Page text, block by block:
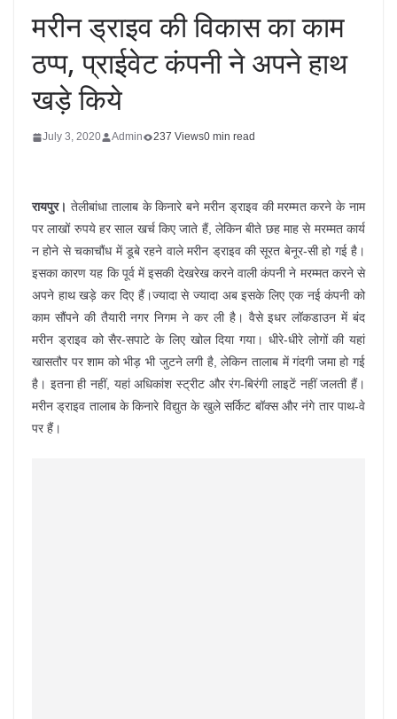
मरीन ड्राइव की विकास का काम
ठप्प, प्राईवेट कंपनी ने अपने हाथ
खड़े किये
July 3, 2020 Admin 237 Views0 min read
रायपुर। तेलीबांधा तालाब के किनारे बने मरीन ड्राइव की मरम्मत करने के नाम
पर लाखों रुपये हर साल खर्च किए जाते हैं, लेकिन बीते छह माह से मरम्मत कार्य
न होने से चकाचौंध में डूबे रहने वाले मरीन ड्राइव की सूरत बेनूर-सी हो गई है।
इसका कारण यह कि पूर्व में इसकी देखरेख करने वाली कंपनी ने मरम्मत करने से
अपने हाथ खड़े कर दिए हैं।ज्यादा से ज्यादा अब इसके लिए एक नई कंपनी को
काम सौंपने की तैयारी नगर निगम ने कर ली है। वैसे इधर लॉकडाउन में बंद
मरीन ड्राइव को सैर-सपाटे के लिए खोल दिया गया। धीरे-धीरे लोगों की यहां
खासतौर पर शाम को भीड़ भी जुटने लगी है, लेकिन तालाब में गंदगी जमा हो गई
है। इतना ही नहीं, यहां अधिकांश स्ट्रीट और रंग-बिरंगी लाइटें नहीं जलती हैं।
मरीन ड्राइव तालाब के किनारे विद्युत के खुले सर्किट बॉक्स और नंगे तार पाथ-वे
पर हैं।